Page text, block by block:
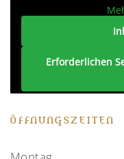
Erforderlichen
ÖFFNUNGSZEITEN